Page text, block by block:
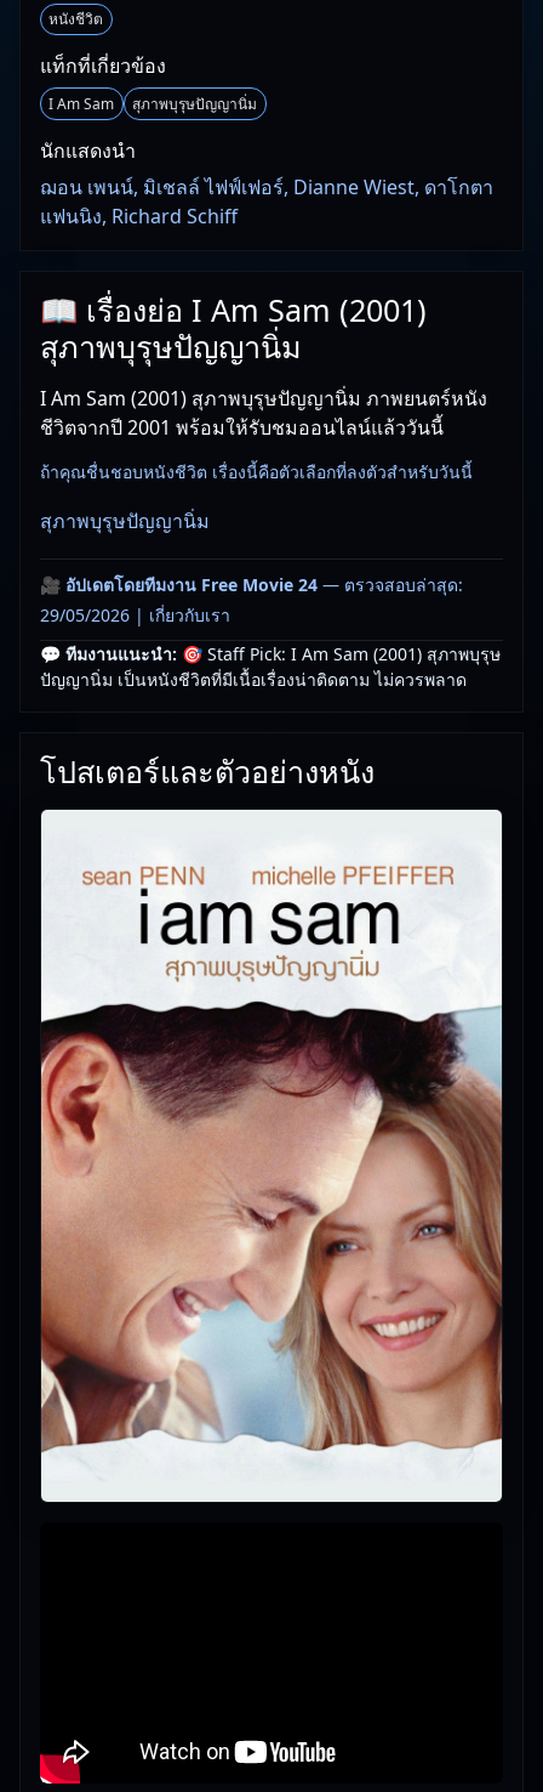
หนังชีวิต
แท็กที่เกี่ยวข้อง
I Am Sam สุภาพบุรุษปัญญานิ่ม
นักแสดงนำ
ฌอน เพนน์, มิเชลล์ ไฟฟ์เฟอร์, Dianne Wiest, ดาโกตา
แฟนนิง, Richard Schiff
📖 เรื่องย่อ I Am Sam (2001)
สุภาพบุรุษปัญญานิ่ม
I Am Sam (2001) สุภาพบุรุษปัญญานิ่ม ภาพยนตร์หนัง
ชีวิตจากปี 2001 พร้อมให้รับชมออนไลน์แล้ววันนี้
ถ้าคุณชื่นชอบหนังชีวิต เรื่องนี้คือตัวเลือกที่ลงตัวสำหรับวันนี้
สุภาพบุรุษปัญญานิ่ม
🎥 อัปเดตโดยทีมงาน Free Movie 24 — ตรวจสอบล่าสุด:
29/05/2026 | เกี่ยวกับเรา
💬 ทีมงานแนะนำ: 🎯 Staff Pick: I Am Sam (2001) สุภาพบุรุษ
ปัญญานิ่ม เป็นหนังชีวิตที่มีเนื้อเรื่องน่าติดตาม ไม่ควรพลาด
โปสเตอร์และตัวอย่างหนัง